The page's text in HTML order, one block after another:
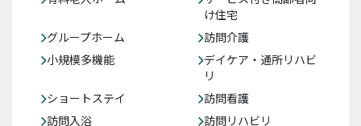
け住宅
グループホーム
訪問介護
小規模多機能
デイケア・通所リハビ
リ
ショートステイ
訪問看護
訪問入浴
訪問リハビリ